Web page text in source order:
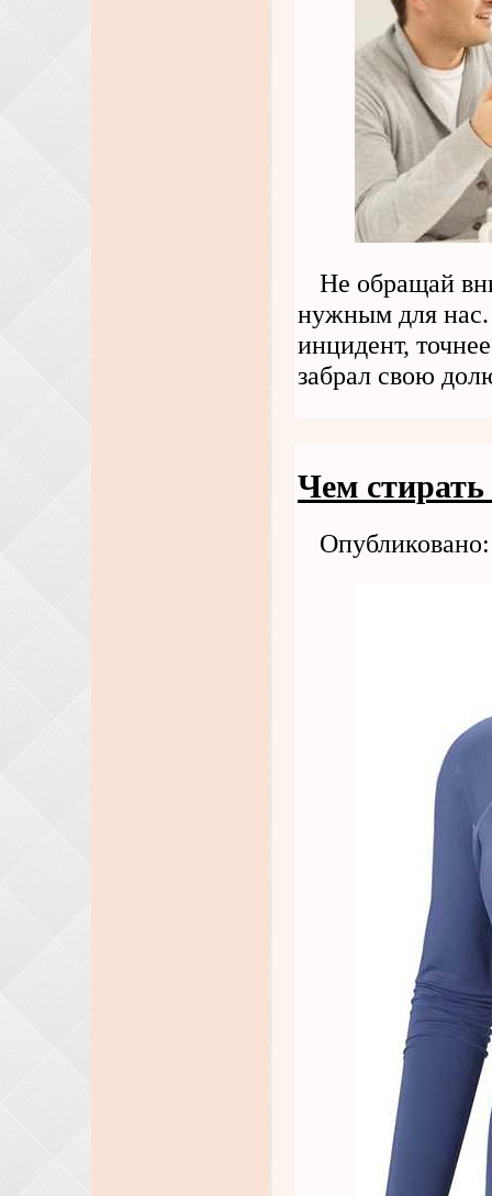
Не обращай
нужным для нас.
инцидент,
забрал свою
Чем стирать